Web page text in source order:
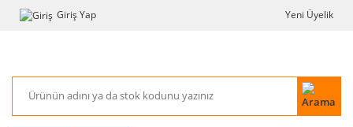
Giriş Yap Yeni Üyelik